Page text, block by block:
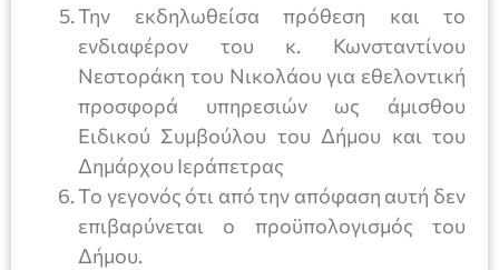
Την εκδηλωθείσα πρόθεση και το
ενδιαφέρον του κ. Κωνσταντίνου
Νεστοράκη του Νικολάου για εθελοντική
προσφορά υπηρεσιών ως άμισθου
Ειδικού Συμβούλου του Δήμου και του
Δημάρχου Ιεράπετρας
Το γεγονός ότι από την απόφαση αυτή δεν
επιβαρύνεται ο προϋπολογισμός του
Δήμου.